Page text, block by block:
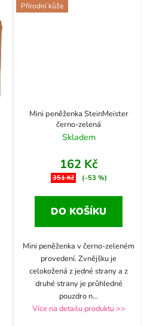
Přírodní kůže
Mini peněženka SteinMeister
černo-zelená
Skladem
162 Kč
351 Kč (–53 %)
DO KOŠÍKU
Mini peněženka v černo-zeleném
provedení. Zvnějšku je
celokožená z jedné strany a z
druhé strany je průhledné
pouzdro n...
Více na detailu produktu >>